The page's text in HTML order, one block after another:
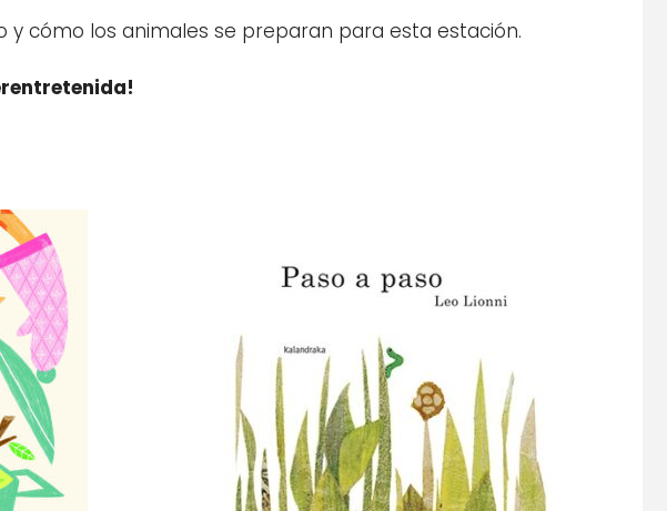
y cómo los animales se preparan para esta estación.